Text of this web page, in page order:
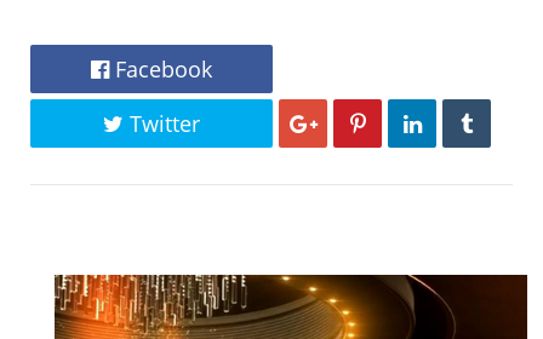
Facebook
Twitter